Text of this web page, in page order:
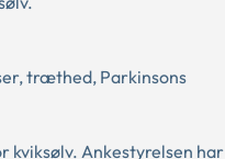
træthed, Parkinsons
kviksølv. Ankestyrelsen har